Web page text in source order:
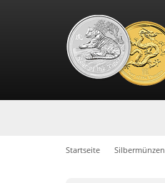
Startseite Silbermünzen